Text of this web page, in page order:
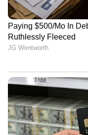
ജീവകം സി,
കലവറയാണ്
അയൺ,
ഇവ
വേവിച്ച
'